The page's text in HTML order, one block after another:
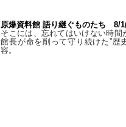
原爆資料館 語り継ぐものたち 8/
そこには、忘れてはいけない時間
館長が命を削って守り続けた”歴
容。